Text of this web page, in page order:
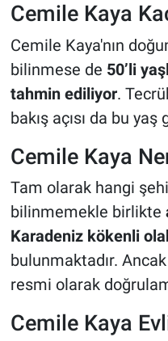
Cemile Kaya
Cemile Kaya'nın
bilinmese de 50’li
tahmin ediliyor.
bakış açısı da bu
Cemile Kaya
Tam olarak hangi
bilinmemekle birlikte
Karadeniz kökenli
bulunmaktadır.
resmi olarak
Cemile Kaya